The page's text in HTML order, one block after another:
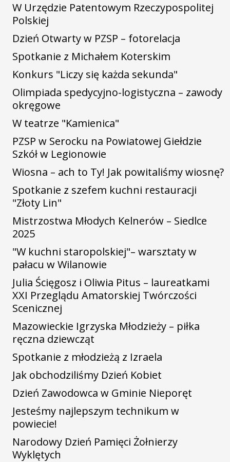
W Urzędzie Patentowym Rzeczypospolitej
Polskiej
Dzień Otwarty w PZSP – fotorelacja
Spotkanie z Michałem Koterskim
Konkurs "Liczy się każda sekunda"
Olimpiada spedycyjno-logistyczna – zawody
okręgowe
W teatrze "Kamienica"
PZSP w Serocku na Powiatowej Giełdzie
Szkół w Legionowie
Wiosna – ach to Ty! Jak powitaliśmy wiosnę?
Spotkanie z szefem kuchni restauracji
"Złoty Lin"
Mistrzostwa Młodych Kelnerów – Siedlce
2025
"W kuchni staropolskiej"– warsztaty w
pałacu w Wilanowie
Julia Ścięgosz i Oliwia Pitus – laureatkami
XXI Przeglądu Amatorskiej Twórczości
Scenicznej
Mazowieckie Igrzyska Młodzieży – piłka
ręczna dziewcząt
Spotkanie z młodzieżą z Izraela
Jak obchodziliśmy Dzień Kobiet
Dzień Zawodowca w Gminie Nieporęt
Jesteśmy najlepszym technikum w
powiecie!
Narodowy Dzień Pamięci Żołnierzy
Wyklętych